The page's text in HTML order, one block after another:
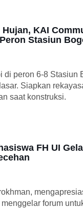
KAI
Stasiun
di peron 6-8 Stasiun
Siapkan
saat konstruksi.
FH UI
forum